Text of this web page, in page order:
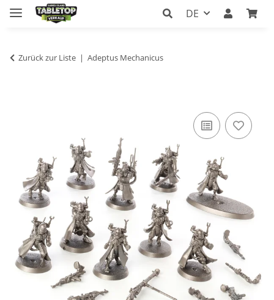
DE
Zurück zur Liste Adeptus Mechanicus